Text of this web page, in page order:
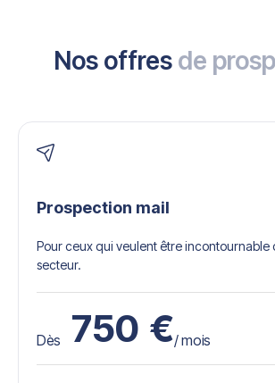
Nos offres de
Prospection mail
Pour ceux qui veulent être incontournable
secteur.
Dès 750 €/ mois